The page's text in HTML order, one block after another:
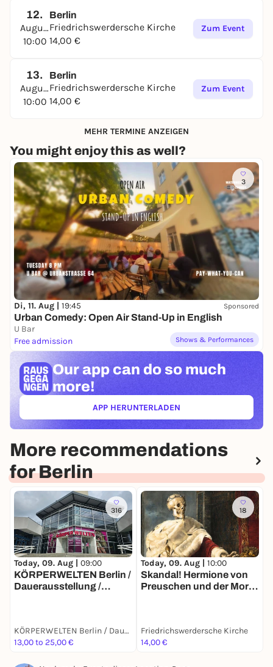
12.
August
10:00
Berlin
Friedrichswerdersche Kirche
14,00 €
Zum Event
13.
August
10:00
Berlin
Friedrichswerdersche Kirche
14,00 €
Zum Event
MEHR TERMINE ANZEIGEN
You might enjoy this as well?
3
Di, 11. Aug | 19:45 Sponsored
Urban Comedy: Open Air Stand-Up in English
U Bar
Free admission
Shows & Performances
Our app can do so much
more!
APP HERUNTERLADEN(ÖFFNET IN NEUEM TAB)
More recommendations
for Berlin
316
Today, 09. Aug | 09:00
KÖRPERWELTEN Berlin /
Dauerausstellung /
KÖRPERWELTEN Berlin / Dauerausstellung / Täglich von 9 bis 19 Uhr geöffnet
13,00 to 25,00 €
18
Today, 09. Aug | 10:00
Skandal! Hermione von
Preuschen und der Mors
Friedrichswerdersche Kirche
14,00 €